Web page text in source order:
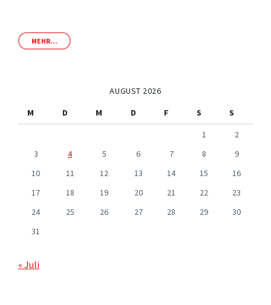
MEHR...
AUGUST 2026
M
D M D F S
S
1
2
3
4 5 6 7 8
9
10
11 12 13 14 15
16
17
18 19 20 21 22
23
24
25 26 27 28 29
30
31
« Juli